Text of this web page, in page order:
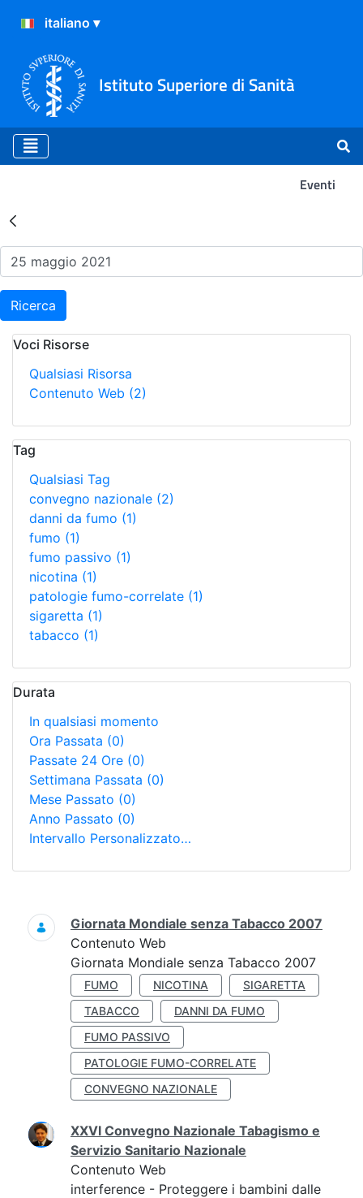
Istituto Superiore di Sanità
Eventi
Risultati della Ricerca -
Ricerca
Voci Risorse
Qualsiasi Risorsa
Contenuto Web (2)
Tag
Qualsiasi Tag
convegno nazionale (2)
danni da fumo (1)
fumo (1)
fumo passivo (1)
nicotina (1)
patologie fumo-correlate (1)
sigaretta (1)
tabacco (1)
Durata
In qualsiasi momento
Ora Passata (0)
Passate 24 Ore (0)
Settimana Passata (0)
Mese Passato (0)
Anno Passato (0)
Intervallo Personalizzato…
Ricerca
Giornata Mondiale senza Tabacco 2007
Contenuto Web
Giornata Mondiale senza Tabacco 2007
FUMO NICOTINA
SIGARETTA
TABACCO
DANNI DA FUMO
FUMO PASSIVO
PATOLOGIE FUMO-CORRELATE
CONVEGNO NAZIONALE
XXVI Convegno Nazionale Tabagismo e
Servizio Sanitario Nazionale
Contenuto Web
interference - Proteggere i bambini dalle